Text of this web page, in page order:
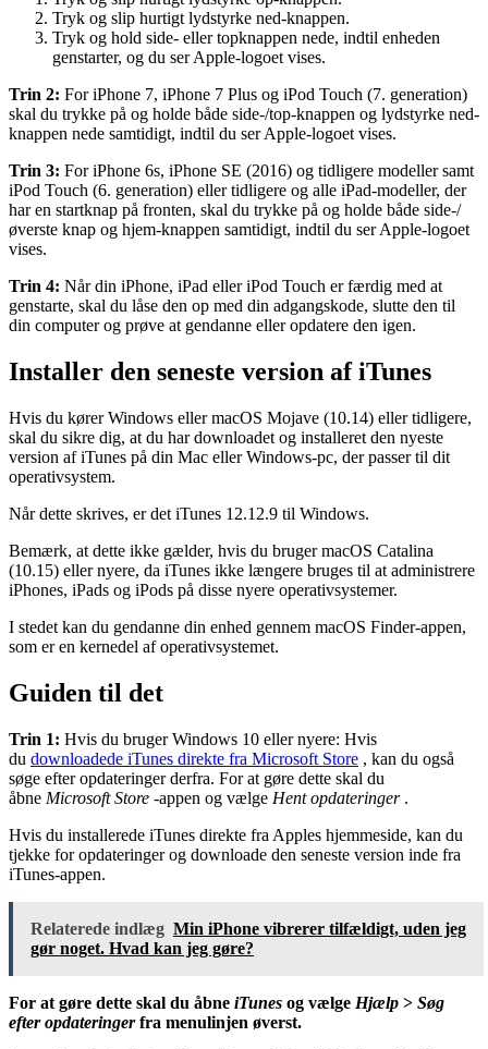
Tryk og slip hurtigt lydstyrke ned-knappen.
Tryk og hold side- eller topknappen nede, indtil enheden
genstarter, og du ser Apple-logoet vises.
Trin 2: For iPhone 7, iPhone 7 Plus og iPod Touch (7. generation)
skal du trykke på og holde både side-/top-knappen og lydstyrke ned-
knappen nede samtidigt, indtil du ser Apple-logoet vises.
Trin 3: For iPhone 6s, iPhone SE (2016) og tidligere modeller samt
iPod Touch (6. generation) eller tidligere og alle iPad-modeller, der
har en startknap på fronten, skal du trykke på og holde både side-/
øverste knap og hjem-knappen samtidigt, indtil du ser Apple-logoet
vises.
Trin 4: Når din iPhone, iPad eller iPod Touch er færdig med at
genstarte, skal du låse den op med din adgangskode, slutte den til
din computer og prøve at gendanne eller opdatere den igen.
Installer den seneste version af iTunes
Hvis du kører Windows eller macOS Mojave (10.14) eller tidligere,
skal du sikre dig, at du har downloadet og installeret den nyeste
version af iTunes på din Mac eller Windows-pc, der passer til dit
operativsystem.
Når dette skrives, er det iTunes 12.12.9 til Windows.
Bemærk, at dette ikke gælder, hvis du bruger macOS Catalina
(10.15) eller nyere, da iTunes ikke længere bruges til at administrere
iPhones, iPads og iPods på disse nyere operativsystemer.
I stedet kan du gendanne din enhed gennem macOS Finder-appen,
som er en kernedel af operativsystemet.
Guiden til det
Trin 1: Hvis du bruger Windows 10 eller nyere: Hvis
du downloadede iTunes direkte fra Microsoft Store , kan du også
søge efter opdateringer derfra. For at gøre dette skal du
åbne Microsoft Store -appen og vælge Hent opdateringer.
Hvis du installerede iTunes direkte fra Apples hjemmeside, kan du
tjekke for opdateringer og downloade den seneste version inde fra
iTunes-appen.
Relaterede indlæg Min iPhone vibrerer tilfældigt, uden jeg
gør noget. Hvad kan jeg gøre?
For at gøre dette skal du åbne iTunes og vælge Hjælp > Søg
efter opdateringerfra menulinjen øverst.